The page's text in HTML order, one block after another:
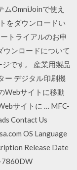
OmniJoinで使え
をダウンロードい
トライアルのお申
ウンロードについて
です。 産業用製品
ー デジタル印刷機
Webサイトに移動
サイトに … MFC-
Contact Us
OS Language
Release Date
7860DW